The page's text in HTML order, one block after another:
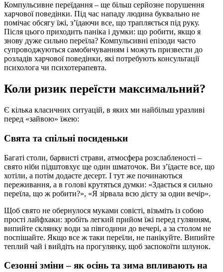
Компульсивне переїдання – ще більш серйозне порушення
харчової поведінки. Під час нападу людина буквально не
помічає обсягу їжі, з’їдаючи все, що трапляється під руку.
Після цього приходить паніка і думки: що робити, якщо я
знову дуже сильно переїла? Компульсивні епізоди часто
супроводжуються самобичуванням і можуть призвести до
розладів харчової поведінки, які потребують консультації
психолога чи психотерапевта.
Коли ризик переїсти максимальний?
Є кілька класичних ситуацій, в яких ми найбільш уразливі
перед «зайвою» їжею:
Свята та спільні посиденьки
Багаті столи, барвисті страви, атмосфера розслабленості –
свято ніби підштовхує ще один шматочок. Ви з’їдаєте все, що
хотіли, а потім додаєте десерт. І тут же починаються
переживання, а в голові крутяться думки: «Здається я сильно
переїла, що ж робити?», «Я зірвала всю дієту за один вечір».
Щоб свято не обернулося муками совісті, візьміть із собою
прості лайфхаки: зробіть легкий прийом їжі перед гулянням,
випийте склянку води за півгодини до вечері, а за столом не
поспішайте. Якщо все ж таки переїли, не панікуйте. Випийте
теплий чай і вийдіть на прогулянку, щоб заспокоїти шлунок.
Сезонні зміни – як осінь та зима впливають на